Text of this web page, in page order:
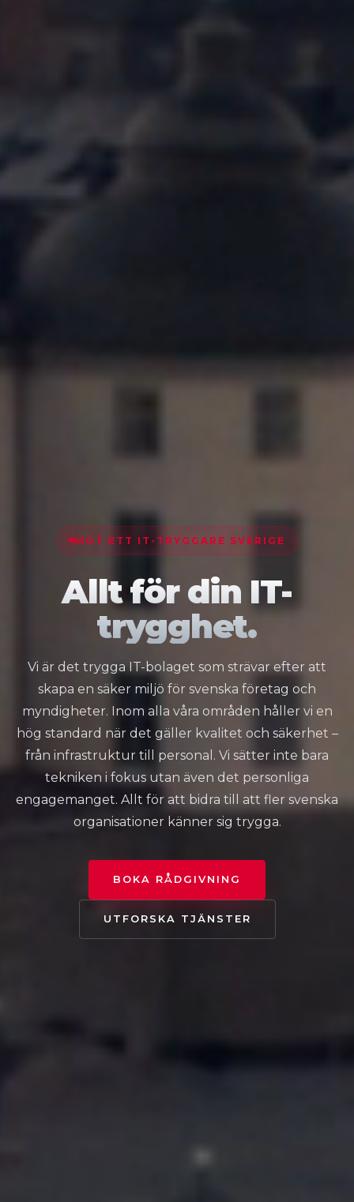
MOT ETT IT-TRYGGARE SVERIGE
Allt för din IT-
trygghet.
Vi är det trygga IT-bolaget som strävar efter att
skapa en säker miljö för svenska företag och
myndigheter. Inom alla våra områden håller vi en
hög standard när det gäller kvalitet och säkerhet –
från infrastruktur till personal. Vi sätter inte bara
tekniken i fokus utan även det personliga
engagemanget. Allt för att bidra till att fler svenska
organisationer känner sig trygga.
BOKA RÅDGIVNING
UTFORSKA TJÄNSTER